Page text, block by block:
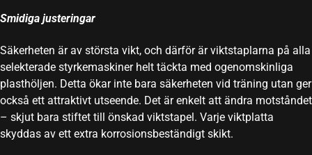
Smidiga justeringar
Säkerheten är av största vikt, och därför är viktstaplarna på alla
selekterade styrkemaskiner helt täckta med ogenomskinliga
plasthöljen. Detta ökar inte bara säkerheten vid träning utan ger
också ett attraktivt utseende. Det är enkelt att ändra motståndet
– skjut bara stiftet till önskad viktstapel. Varje viktplatta
skyddas av ett extra korrosionsbeständigt skikt.